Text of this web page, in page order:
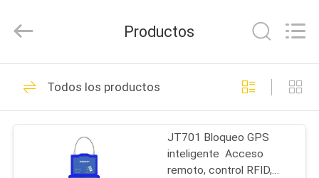
HOGAR
PRODUCTOS
Technology
Rights
GPS que sigue el
candado
190
Productos
Todos los productos
JT701 Bloqueo GPS
inteligente ️ Acceso
remoto, control RFID,